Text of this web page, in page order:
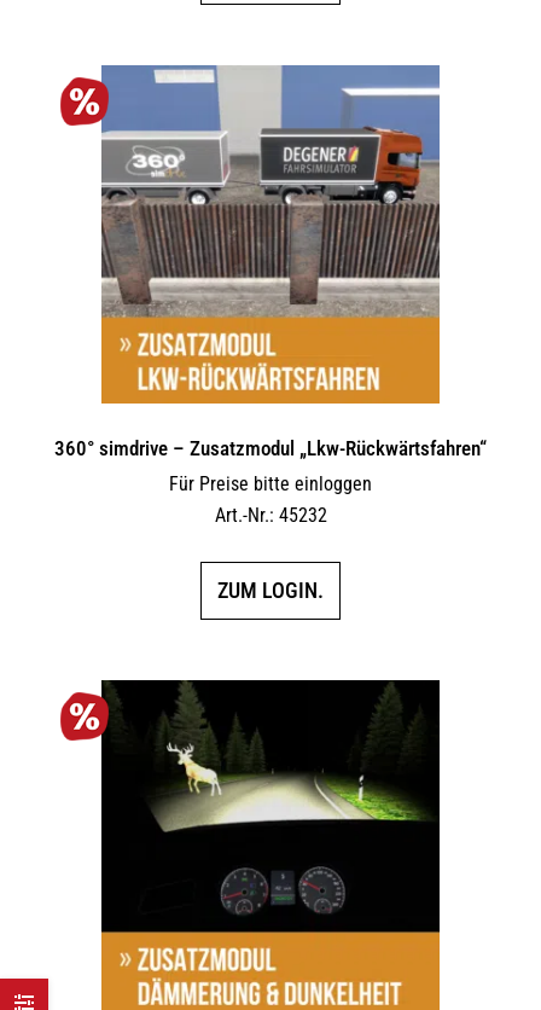
360° simdrive – Zusatzmodul „Lkw-Rückwärtsfahren“
Für Preise bitte einloggen
Art.-Nr.: 45232
ZUM LOGIN.